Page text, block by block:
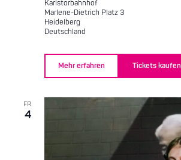
Karlstorbahnhof
Marlene-Dietrich Platz 3
Heidelberg
Deutschland
Mehr erfahren Tickets kaufen
FR.
4